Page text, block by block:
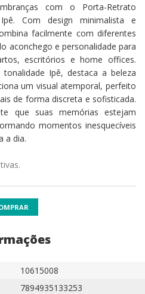
com o Porta-Retrato
Com design minimalista e
facilmente com diferentes
aconchego e personalidade para
escritórios e home offices.
Ipê, destaca a beleza
um visual atemporal, perfeito
de forma discreta e sofisticada.
que suas memórias estejam
momentos inesquecíveis
a dia.
10615008
7894935133253